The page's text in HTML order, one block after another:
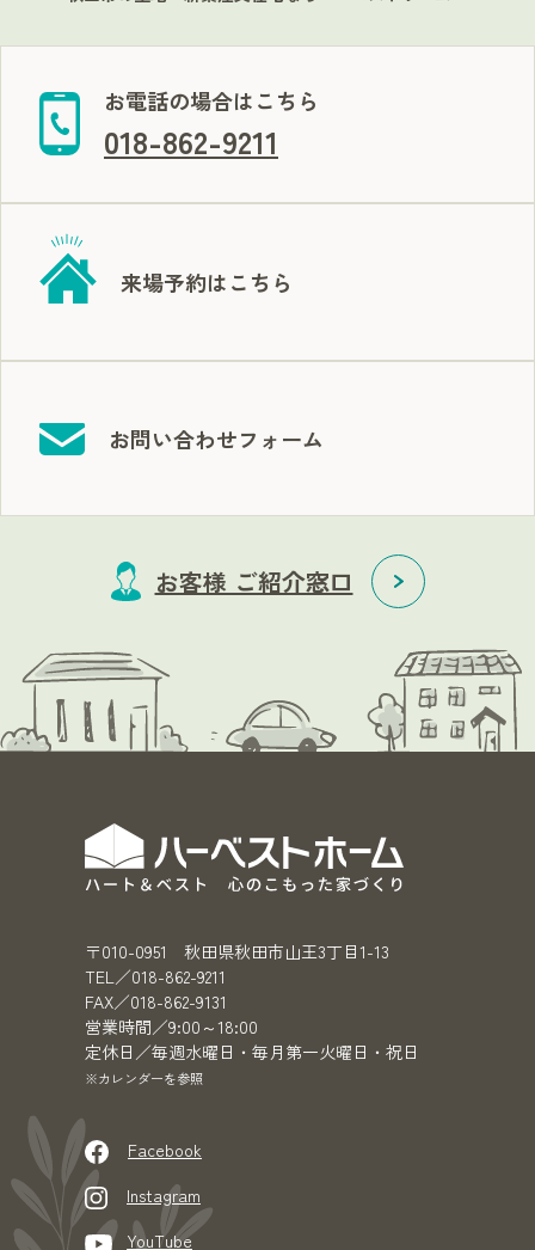
お電話の場合はこちら
018-862-9211
来場予約はこちら
お問い合わせフォーム
お客様 ご紹介窓口
〒010-0951 秋田県秋田市山王3丁目1-13
TEL／018-862-9211
FAX／018-862-9131
営業時間／9:00～18:00
定休日／毎週水曜日・毎月第一火曜日・祝日
※カレンダーを参照
Facebook
Instagram
YouTube